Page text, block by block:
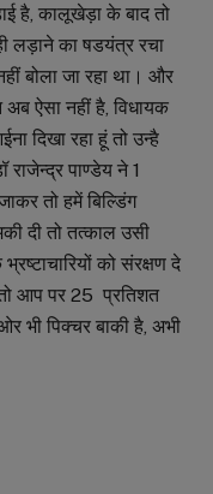
है, कालूखेड़ा के बाद तो
लड़ाने का षडयंत्र रचा
बोला जा रहा था। और
ऐसा नहीं है, विधायक
दिखा रहा हूं तो उन्है
पाण्डेय ने 1
तो हमें बिल्डिंग
दी तो तत्काल उसी
को संरक्षण दे
आप पर 25 प्रतिशत
भी पिक्चर बाकी है, अभी